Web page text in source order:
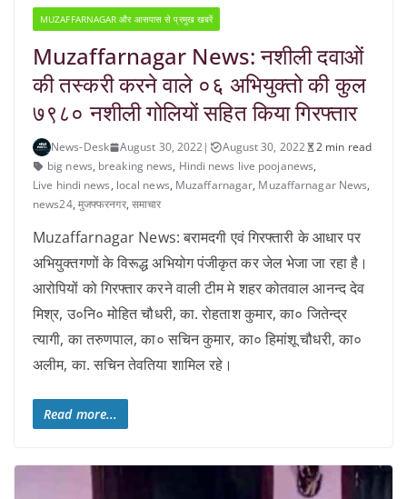
MUZAFFARNAGAR और आसपास से प्रमुख खबरें
Muzaffarnagar News: नशीली दवाओं
की तस्करी करने वाले ०६ अभियुक्तो की कुल
७९८० नशीली गोलियों सहित किया गिरफ्तार
News-Desk August 30, 2022| August 30, 2022
2 min read
big news, breaking news, Hindi news live poojanews,
Live hindi news, local news, Muzaffarnagar, Muzaffarnagar News,
news24, मुजफ्फरनगर, समाचार
Muzaffarnagar News: बरामदगी एवं गिरफ्तारी के आधार पर
अभियुक्तगणों के विरूद्ध अभियोग पंजीकृत कर जेल भेजा जा रहा है।
आरोपियों को गिरफ्तार करने वाली टीम मे शहर कोतवाल आनन्द देव
मिश्र, उ०नि० मोहित चौधरी, का. रोहताश कुमार, का० जितेन्द्र
त्यागी, का तरुणपाल, का० सचिन कुमार, का० हिमांशू चौधरी, का०
अलीम, का. सचिन तेवतिया शामिल रहे।
Read more...